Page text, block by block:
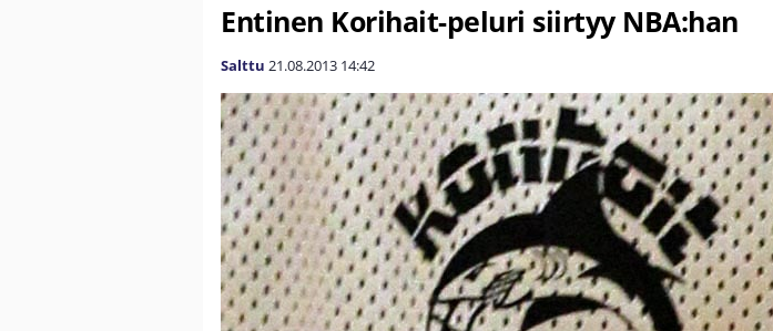
Entinen Korihait-peluri siirtyy NBA:han
Salttu 21.08.2013 14:42